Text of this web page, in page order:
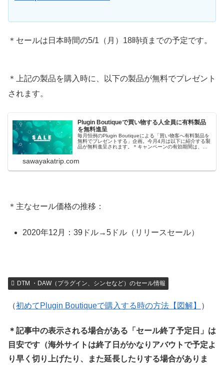
＊セールは日本時間の5/1（月）18時頃までの予定です。
＊上記の製品を購入時に、以下の製品が無料でプレゼント
されます。
Plugin Boutiqueで買い物する人全員に有料製品
を無料進呈
毎月恒例のPlugin Boutiqueによる「買い物客へ有料製品を
無料でプレゼントする」企画。今月4月は以下に紹介する製
品が無料進呈されます。＊キャンペーンの有効期間は、日
み出...
sawayakatrip.com
＊主なセール価格の推移：
2020年12月：39ドル→5ドル（リリースセール）
DTM ・DAW（プラグイン、シンセなど）のセール情報
（初めてPlugin Boutiqueで購入する時の方法【図解】 ）
＊記事中の表示される場合がある「セール終了予定日」は
目安です（海外サイトは終了日がかなりアバウトで予定よ
り早く切り上げたり、また延長したりする場合がありま